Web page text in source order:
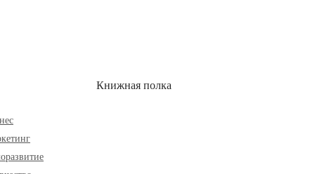
Книжная полка